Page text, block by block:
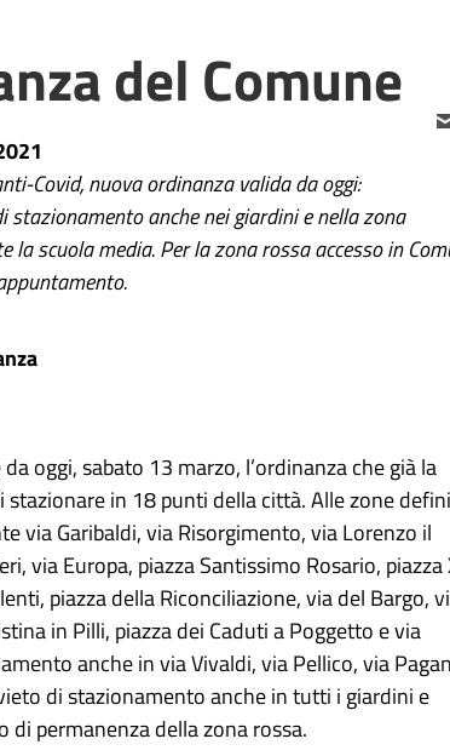
del Comune
Covid, nuova ordinanza valida da oggi:
stazionamento anche nei giardini e nella zona
la scuola media. Per la zona rossa accesso in
oggi, sabato 13 marzo, l’ordinanza che già la
in 18 punti della città. Alle zone
via Garibaldi, via Risorgimento, via Lorenzo il
via Europa, piazza Santissimo Rosario, piazza
piazza della Riconciliazione, via del Bargo,
in Pilli, piazza dei Caduti a Poggetto e via
anche in via Vivaldi, via Pellico, via
di stazionamento anche in tutti i giardini e
di permanenza della zona rossa.